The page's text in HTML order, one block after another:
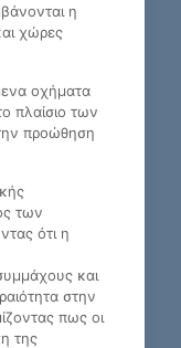
η
χώρες
οχήματα
πλαίσιο των
προώθηση
των
ότι η
και
στην
πως οι
της